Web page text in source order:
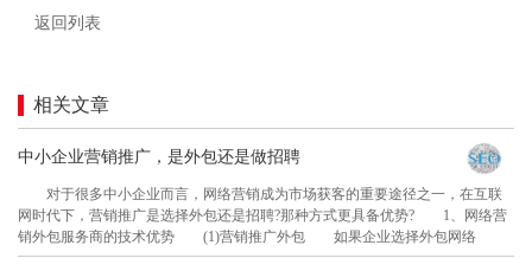
返回列表
相关文章
中小企业营销推广，是外包还是做招聘
对于很多中小企业而言，网络营销成为市场获客的重要途径之一，在互联
网时代下，营销推广是选择外包还是招聘?那种方式更具备优势? 1、网络营
销外包服务商的技术优势 (1)营销推广外包 如果企业选择外包网络